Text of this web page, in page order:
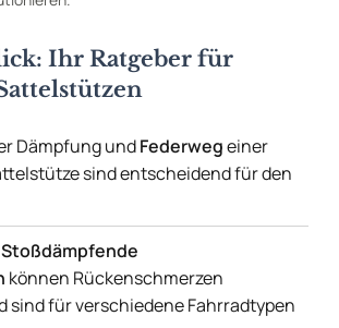
Ihr Ratgeber für
Dämpfung undFederwegeiner
sind entscheidend für den
können Rückenschmerzen
sind für verschiedene Fahrradtypen